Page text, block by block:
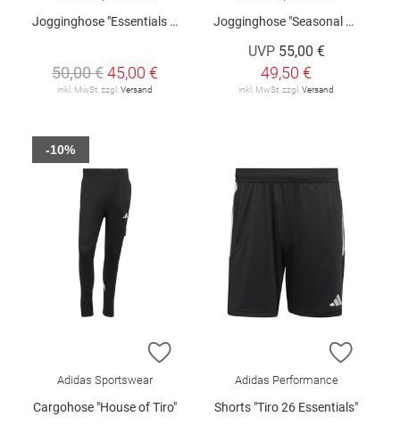
Jogginghose "Essentials Fleece"
50,00 €45,00 €
inkl. MwSt. zzgl. Versand
Jogginghose "Seasonal Essentials Fleece"
UVP 55,00 €
49,50 €
inkl. MwSt. zzgl. Versand
ZUR WUNSCHLISTE HINZUFÜGEN
Adidas Sportswear
Cargohose "House of Tiro"
-10%
ZUR
Adidas Performance
Shorts "Tiro 26 Essentials"